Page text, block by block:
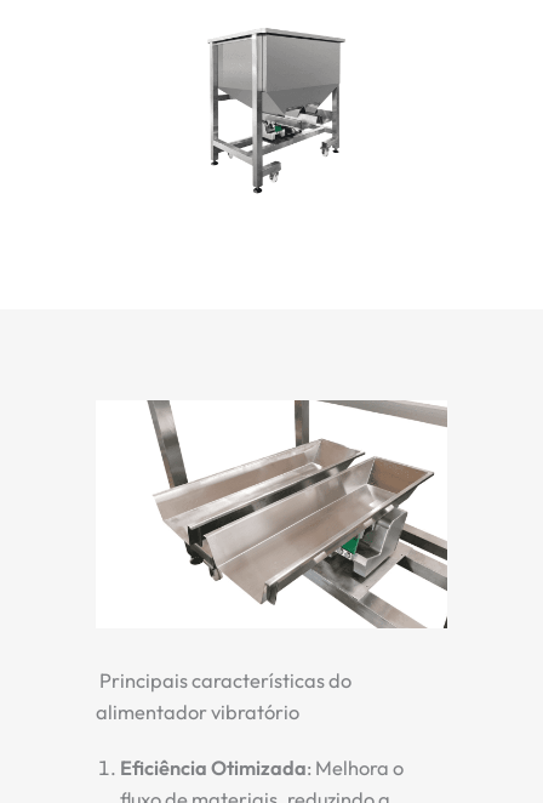
Principais características do
alimentador vibratório
Eficiência Otimizada: Melhora o